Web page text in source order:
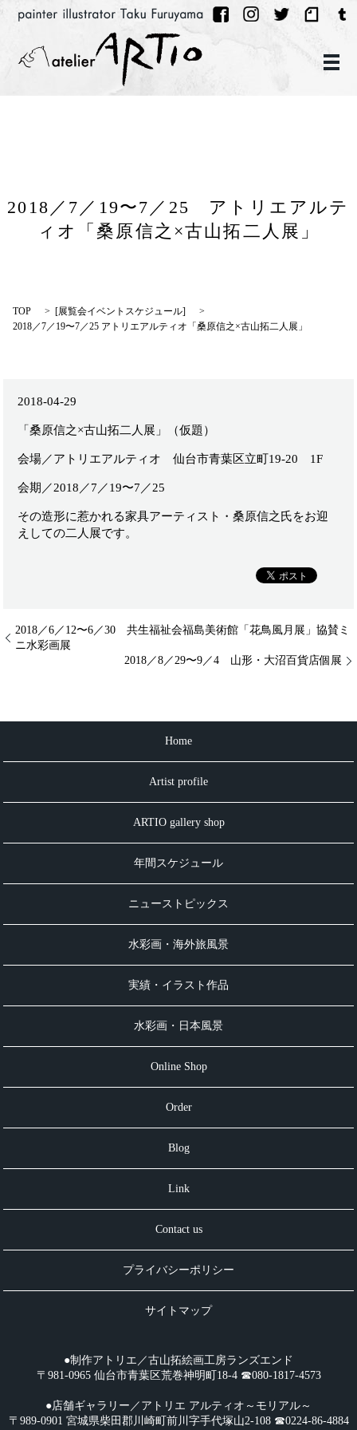
メ
2018／7／19〜7／25 アトリエアルテ
ィオ「桑原信之×古山拓二人展」
TOP [展覧会イベントスケジュール]
2018／7／19〜7／25 アトリエアルティオ「桑原信之×古山拓二人展」
2018-04-29
「桑原信之×古山拓二人展」（仮題）
会場／アトリエアルティオ 仙台市青葉区立町19-20 1F
会期／2018／7／19〜7／25
その造形に惹かれる家具アーティスト・桑原信之氏をお迎
えしての二人展です。
2018／6／12〜6／30 共生福祉会福島美術館「花鳥風月展」協賛ミ
ニ水彩画展
2018／8／29〜9／4 山形・大沼百貨店個展
Home
Artist profile
ARTIO gallery shop
年間スケジュール
ニューストピックス
水彩画・海外旅風景
実績・イラスト作品
水彩画・日本風景
Online Shop
Order
Blog
Link
Contact us
プライバシーポリシー
サイトマップ
●制作アトリエ／古山拓絵画工房ランズエンド
〒981-0965 仙台市青葉区荒巻神明町18-4 ☎︎080-1817-4573
●店舗ギャラリー／アトリエ アルティオ～モリアル～
〒989-0901 宮城県柴田郡川崎町前川字手代塚山2-108 ☎︎0224-86-4884